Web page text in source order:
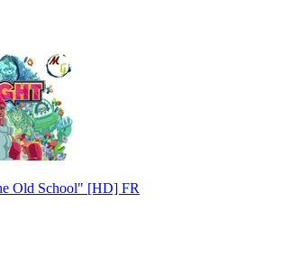
Old School" [HD] FR